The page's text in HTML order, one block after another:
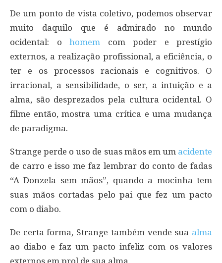
De um ponto de vista coletivo, podemos observar
muito daquilo que é admirado no mundo
ocidental: o homem com poder e prestígio
externos, a realização profissional, a eficiência, o
ter e os processos racionais e cognitivos. O
irracional, a sensibilidade, o ser, a intuição e a
alma, são desprezados pela cultura ocidental. O
filme então, mostra uma crítica e uma mudança
de paradigma.
Strange perde o uso de suas mãos em um acidente
de carro e isso me faz lembrar do conto de fadas
“A Donzela sem mãos”, quando a mocinha tem
suas mãos cortadas pelo pai que fez um pacto
com o diabo.
De certa forma, Strange também vende sua alma
ao diabo e faz um pacto infeliz com os valores
externos em prol de sua alma.